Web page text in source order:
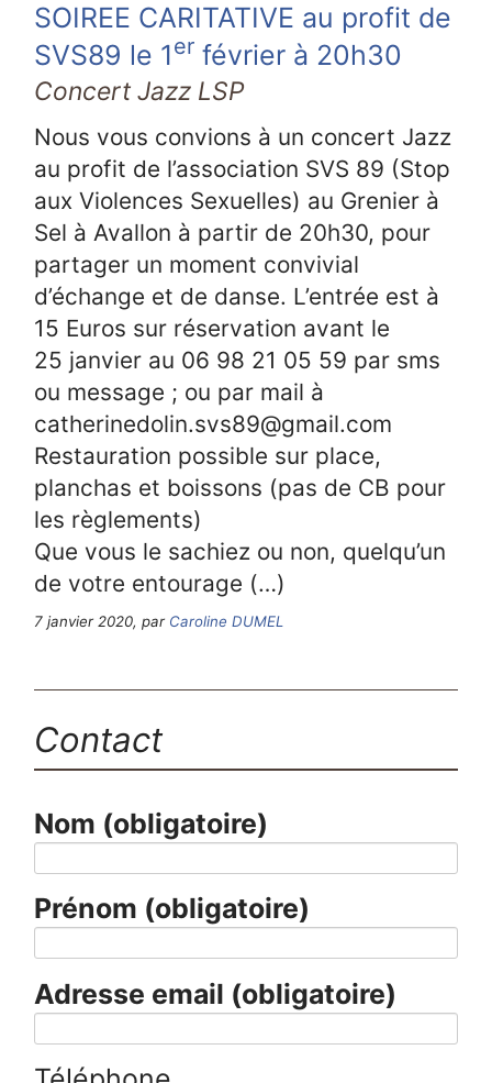
SOIREE CARITATIVE au profit de
SVS89 le 1er février à 20h30
Concert Jazz LSP
Nous vous convions à un concert Jazz
au profit de l’association SVS 89 (Stop
aux Violences Sexuelles) au Grenier à
Sel à Avallon à partir de 20h30, pour
partager un moment convivial
d’échange et de danse. L’entrée est à
15 Euros sur réservation avant le
25 janvier au 06 98 21 05 59 par sms
ou message ; ou par mail à
catherinedolin.svs89@gmail.com
Restauration possible sur place,
planchas et boissons (pas de CB pour
les règlements)
Que vous le sachiez ou non, quelqu’un
de votre entourage (…)
7 janvier 2020, par Caroline DUMEL
Contact
Nom (obligatoire)
Prénom (obligatoire)
Adresse email (obligatoire)